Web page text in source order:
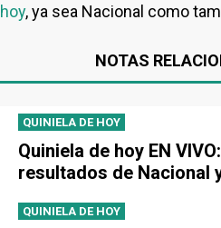
hoy, ya sea Nacional como
NOTAS
QUINIELA DE HOY
Quiniela de hoy EN
resultados de Nacional
QUINIELA DE HOY